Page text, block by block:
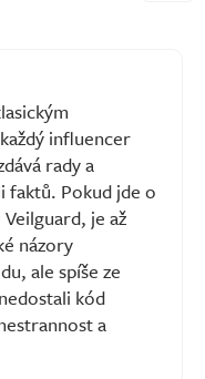
influencer
rady a
faktů. Pokud jde o
je až
názory
ale spíše ze
kód
a